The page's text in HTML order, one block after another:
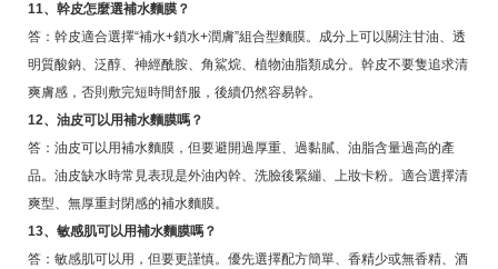
11、幹皮怎麼選補水麵膜？
答：幹皮適合選擇“補水+鎖水+潤膚”組合型麵膜。成分上可以關注甘油、透
明質酸鈉、泛醇、神經酰胺、角鯊烷、植物油脂類成分。幹皮不要隻追求清
爽膚感，否則敷完短時間舒服，後續仍然容易幹。
12、油皮可以用補水麵膜嗎？
答：油皮可以用補水麵膜，但要避開過厚重、過黏膩、油脂含量過高的產
品。油皮缺水時常見表現是外油內幹、洗臉後緊繃、上妝卡粉。適合選擇清
爽型、無厚重封閉感的補水麵膜。
13、敏感肌可以用補水麵膜嗎？
答：敏感肌可以用，但要更謹慎。優先選擇配方簡單、香精少或無香精、酒